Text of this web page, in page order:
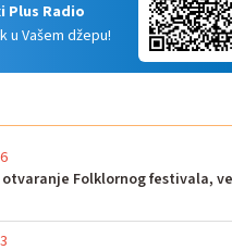
Plus Radio
u Vašem džepu!
Folklornog festivala,